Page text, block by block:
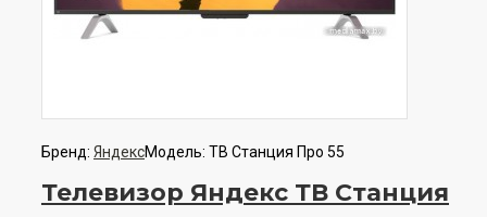
Бренд: ЯндексМодель: ТВ Станция Про 55
Телевизор Яндекс ТВ Станция